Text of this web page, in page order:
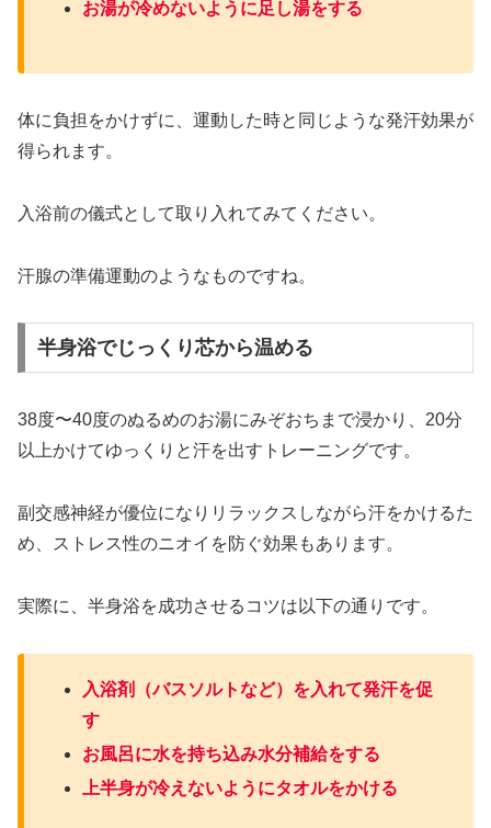
お湯が冷めないように足し湯をする
体に負担をかけずに、運動した時と同じような発汗効果が
得られます。
入浴前の儀式として取り入れてみてください。
汗腺の準備運動のようなものですね。
半身浴でじっくり芯から温める
38度〜40度のぬるめのお湯にみぞおちまで浸かり、20分
以上かけてゆっくりと汗を出すトレーニングです。
副交感神経が優位になりリラックスしながら汗をかけるた
め、ストレス性のニオイを防ぐ効果もあります。
実際に、半身浴を成功させるコツは以下の通りです。
入浴剤（バスソルトなど）を入れて発汗を促
す
お風呂に水を持ち込み水分補給をする
上半身が冷えないようにタオルをかける